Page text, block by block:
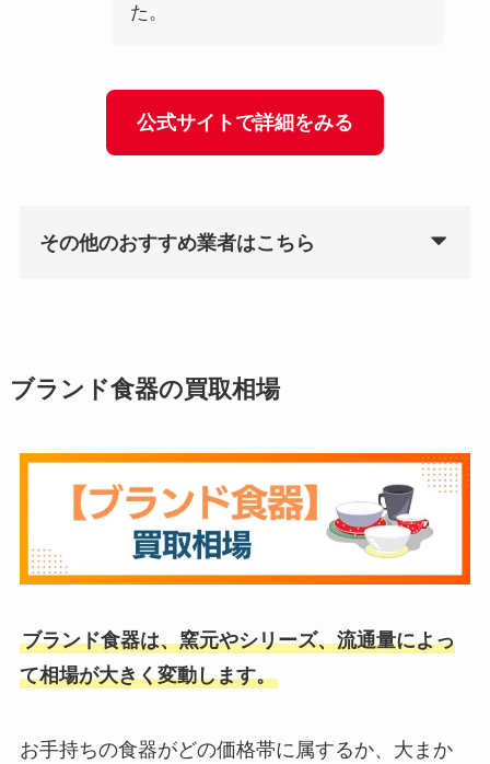
た。
公式サイトで詳細をみる
その他のおすすめ業者はこちら
ブランド食器の買取相場
ブランド食器は、窯元やシリーズ、流通量によっ
て相場が大きく変動します。
お手持ちの食器がどの価格帯に属するか、大まか